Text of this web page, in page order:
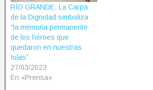
RÍO GRANDE: La Carpa
de la Dignidad simboliza
“la memoria permanente
de los héroes que
quedaron en nuestras
Islas”
27/03/2023
En «Prensa»